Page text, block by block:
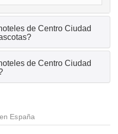
de Centro Ciudad
de Centro Ciudad
España